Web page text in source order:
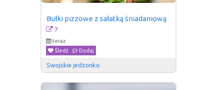
Bułki pizzowe z sałatką śniadaniową
7
teraz
Śledź
Dodaj
Swojskie jedzonko